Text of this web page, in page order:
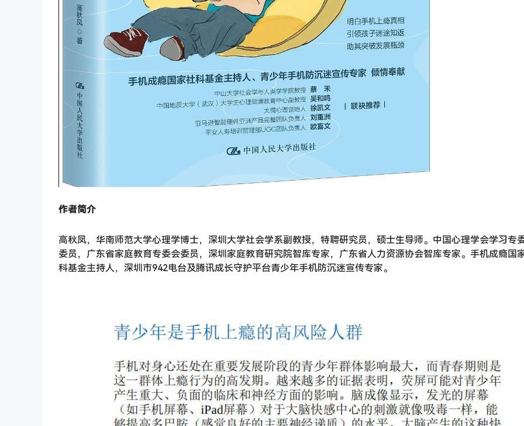
作者简介
高秋凤，华南师范大学心理学博士，深圳大学社会学系副教授，特聘研究员，硕士生导师。中国心理学会学习专
委员，广东省家庭教育专委会委员，深圳家庭教育研究院智库专家，广东省人力资源协会智库专家。手机成瘾国
科基金主持人，深圳市942电台及腾讯成长守护平台青少年手机防沉迷宣传专家。